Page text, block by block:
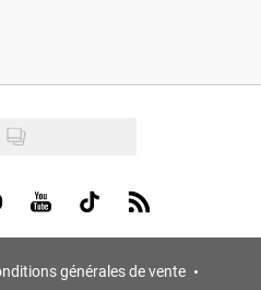
us on Pinterest
Visit us on Youtube
Visit us on Tiktok
Visit us on Rss
générales de vente